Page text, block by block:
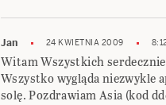
Jan 24 KWIETNIA 2009
Witam Wszystkich
Wszystko wygląda niezwykle
solę. Pozdrawiam Asia (kod